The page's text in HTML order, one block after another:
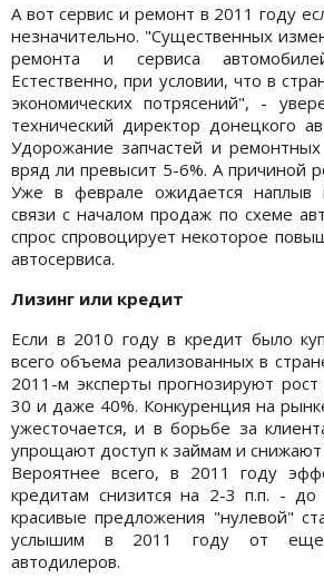
А вот сервис и ремонт в 2011 году
незначительно. "Существенных
ремонта и сервиса
Естественно, при условии, что в
экономических потрясений", -
технический директор донецкого
Удорожание запчастей и
вряд ли превысит 5-6%. А причиной
Уже в феврале ожидается наплыв
связи с началом продаж по схеме
спрос спровоцирует некоторое
автосервиса.
Лизинг или кредит
Если в 2010 году в кредит было
всего объема реализованных в
2011-м эксперты прогнозируют
30 и даже 40%. Конкуренция на
ужесточается, и в борьбе за
упрощают доступ к займам и
Вероятнее всего, в 2011 году
кредитам снизится на 2-3 п.п. -
красивые предложения "нулевой"
услышим в 2011 году от еще
автодилеров.